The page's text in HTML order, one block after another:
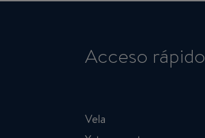
Acceso rápido
Vela